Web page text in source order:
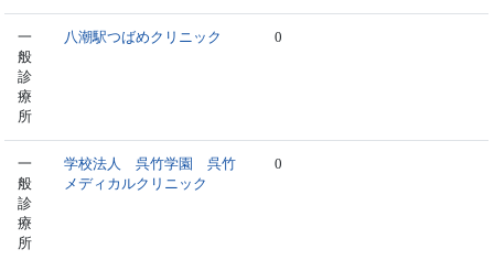
一
般
診
療
所
八潮駅つばめクリニック 0
一
般
診
療
所
学校法人 呉竹学園 呉竹
メディカルクリニック
0